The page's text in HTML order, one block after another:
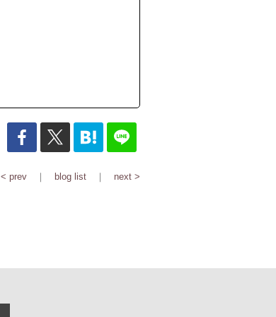
< prev ｜ blog list ｜ next >